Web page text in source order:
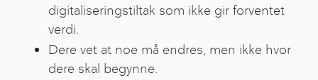
digitaliseringstiltak som ikke gir forventet
verdi.
Dere vet at noe må endres, men ikke hvor
dere skal begynne.